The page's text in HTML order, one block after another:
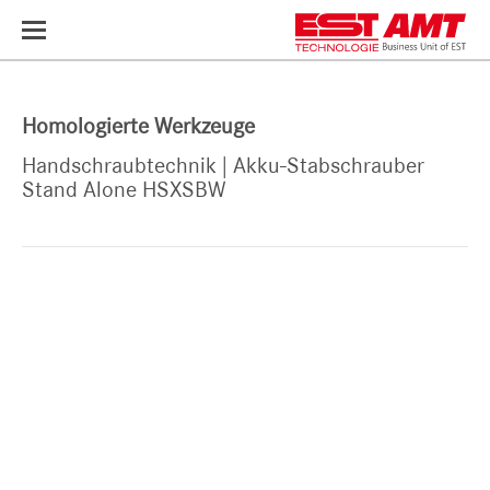
Toggle
Homologierte Werkzeuge
Handschraubtechnik | Akku-Stabschrauber
Stand Alone HSXSBW